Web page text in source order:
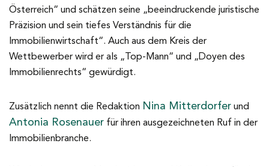
Österreich“ und schätzen seine „beeindruckende juristische
Präzision und sein tiefes Verständnis für die
Immobilienwirtschaft“. Auch aus dem Kreis der
Wettbewerber wird er als „Top-Mann“ und „Doyen des
Immobilienrechts“ gewürdigt.
Zusätzlich nennt die Redaktion Nina Mitterdorfer und
Antonia Rosenauer für ihren ausgezeichneten Ruf in der
Immobilienbranche.